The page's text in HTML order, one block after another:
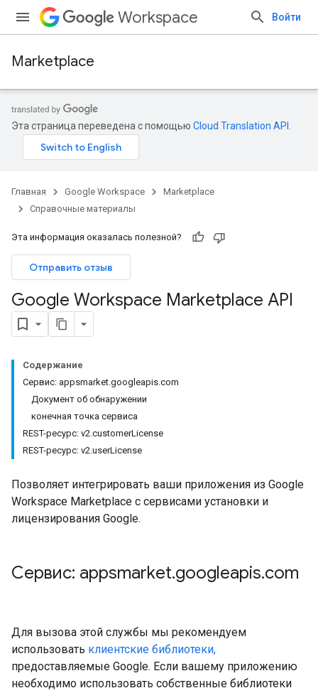
Workspace Войти
Marketplace
Эта страница переведена с помощью Cloud Translation API
Главная Google Workspace
Marketplace
Справочные материалы
Эта информация оказалась полезной?
Отправить отзыв
Google Workspace Marketplace API
Содержание
Сервис: appsmarket.googleapis.com
Документ об обнаружении
конечная точка сервиса
REST-ресурс: v2.customerLicense
REST-ресурс: v2.userLicense
Позволяет интегрировать ваши приложения из Google
Workspace Marketplace с сервисами установки и
лицензирования Google.
Сервис: appsmarket.googleapis.com
Для вызова этой службы мы рекомендуем
использовать клиентские библиотеки,
предоставляемые Google. Если вашему приложению
необходимо использовать собственные библиотеки